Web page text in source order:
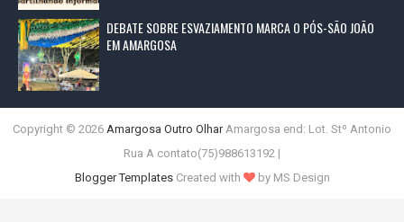
DEBATE SOBRE ESVAZIAMENTO MARCA O PÓS-SÃO JOÃO
EM AMARGOSA
Copyright © 2026 Amargosa Outro Olhar Amargosa end: Lot. Stº Antonio
Rua A contato(75)988613192 |
Blogger TemplatesCreated with by MS Design